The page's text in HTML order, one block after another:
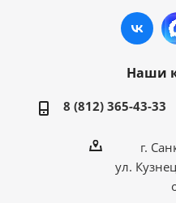
Наши
8 (812) 365-43-33
г.
ул.